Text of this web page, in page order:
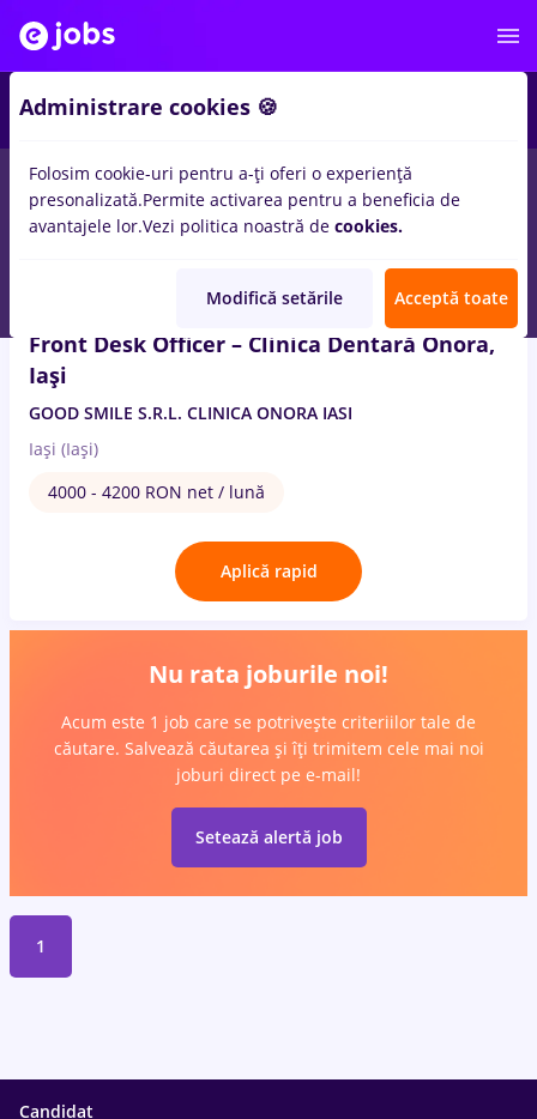
loc de muncaprotocolinMedicina / Sanatate
Front Desk Officer – Clinica Dentară Onora,
Iași
GOOD SMILE S.R.L. CLINICA ONORA IASI
Iași (Iași)
4000 - 4200 RON net / lună
Aplică rapid
Nu rata joburile noi!
Acum este 1 job care se potrivește criteriilor tale de
căutare. Salvează căutarea și îți trimitem cele mai noi
joburi direct pe e-mail!
Setează alertă job
1
Candidat
Administrare cookies 🍪
Folosim cookie-uri pentru a-ți oferi o experiență
presonalizată.Permite activarea pentru a beneficia de
avantajele lor.Vezi politica noastră de cookies.
Modifică setările Acceptă toate